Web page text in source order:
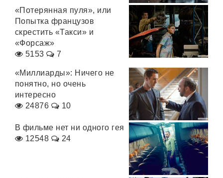
«Потерянная пуля», или
Попытка французов
скрестить «Такси» и
«Форсаж»
5153
7
«Миллиарды»: Ничего не
понятно, но очень
интересно
24876
10
В фильме нет ни одного гея
12548
24